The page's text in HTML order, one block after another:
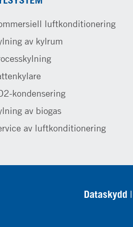
luftkonditionering
av kylrum
kondensering
av biogas
av luftkonditionering
Dataskydd